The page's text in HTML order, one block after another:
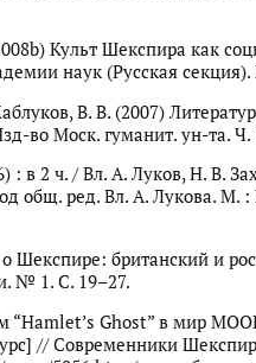
Культ Шекспира как
наук (Русская
В. В. (2007)
во Моск. гуманит. ун-та. Ч.
: в 2 ч. / Вл. А. Луков, Н. В.
общ. ред. Вл. А. Лукова. М.
Шекспире: британский и
№ 1. С. 19–27.
“Hamlet’s Ghost” в мир
// Современники